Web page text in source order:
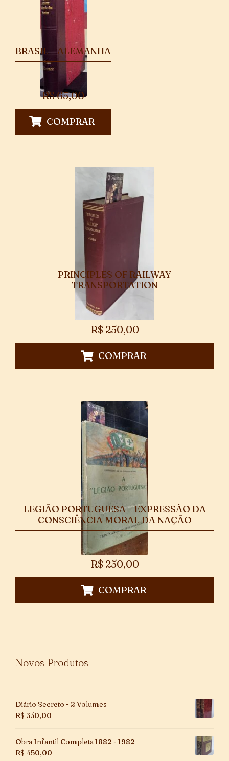
BRASIL – ALEMANHA
R$65,00
COMPRAR
PRINCIPLES OF RAILWAY
TRANSPORTATION
R$ 250,00
COMPRAR
LEGIÃO PORTUGUESA – EXPRESSÃO DA
CONSCIÊNCIA MORAL DA NAÇÃO
R$ 250,00
COMPRAR
Novos Produtos
Diário Secreto - 2 Volumes
R$ 350,00
Obra Infantil Completa 1882 - 1982
R$ 450,00